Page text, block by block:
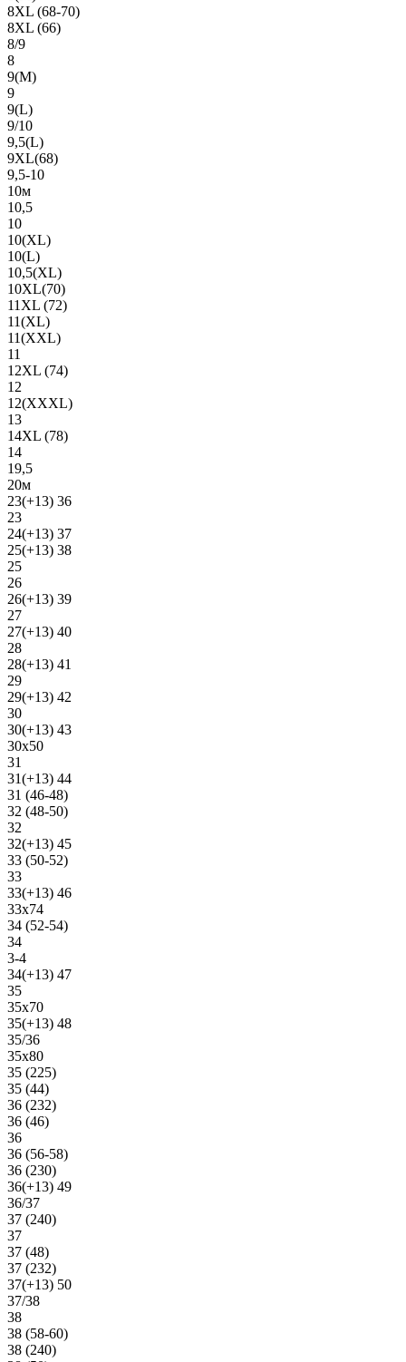
8XL (68-70)
8XL (66)
8/9
8
9(М)
9
9(L)
9/10
9,5(L)
9XL(68)
9,5-10
10м
10,5
10
10(XL)
10(L)
10,5(XL)
10XL(70)
11XL (72)
11(XL)
11(XXL)
11
12XL (74)
12
12(ХХХL)
13
14XL (78)
14
19,5
20м
23(+13) 36
23
24(+13) 37
25(+13) 38
25
26
26(+13) 39
27
27(+13) 40
28
28(+13) 41
29
29(+13) 42
30
30(+13) 43
30х50
31
31(+13) 44
31 (46-48)
32 (48-50)
32
32(+13) 45
33 (50-52)
33
33(+13) 46
33х74
34 (52-54)
34
3-4
34(+13) 47
35
35х70
35(+13) 48
35/36
35х80
35 (225)
35 (44)
36 (232)
36 (46)
36
36 (56-58)
36 (230)
36(+13) 49
36/37
37 (240)
37
37 (48)
37 (232)
37(+13) 50
37/38
38
38 (58-60)
38 (240)